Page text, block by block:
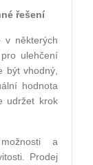
řešení
v některých
ulehčení
být vhodný,
hodnota
udržet krok
a
Prodej